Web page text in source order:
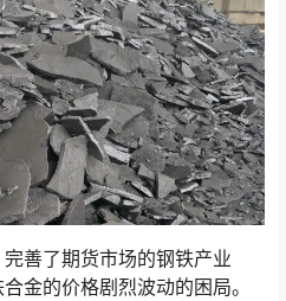
善了期货市场的钢铁产业
金的价格剧烈波动的困局。